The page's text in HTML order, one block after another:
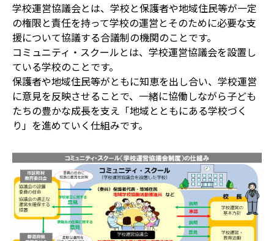
学校運営協議会とは、学校と保護者や地域住民等が一定
の権限と責任を持って学校の運営とそのために必要な支
援について協議する合議制の機関のことです。
コミュニティ・スクールとは、学校運営協議会を設置し
ている学校のことです。
保護者や地域住民等がともに知恵を出し合い、学校運営
に意見を反映させることで、一緒に協働しながら子ども
たちの豊かな成長を支え「地域とともにある学校づく
り」を進めていく仕組みです。